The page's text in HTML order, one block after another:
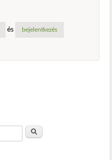
és bejelentkezés